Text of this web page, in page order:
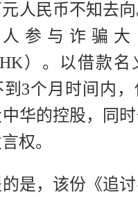
元人民币不知去
参与诈骗大
）。以借款
3个月时间内，
华的控股，同
权。
是，该份《追